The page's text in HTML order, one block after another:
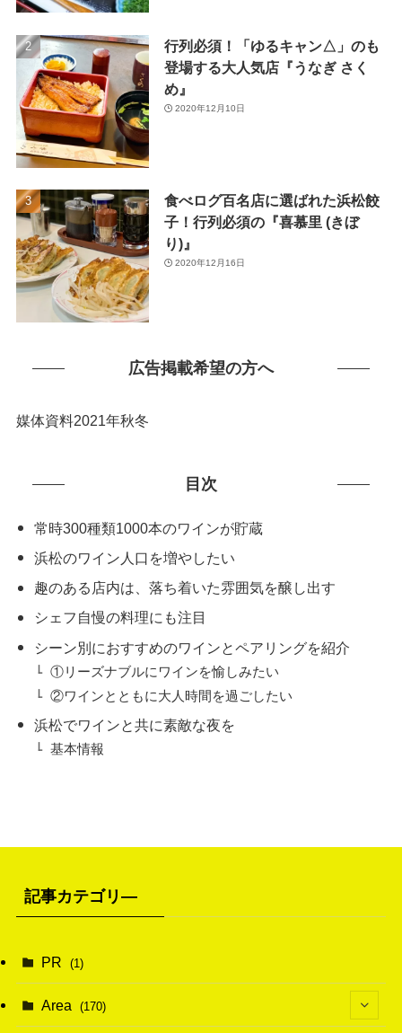
(1)
行列必須！「ゆるキャン△」のも
登場する大人気店『うなぎ さく
め』
2020年12月10日
食べログ百名店に選ばれた浜松餃
子！行列必須の『喜慕里 (きぼ
り)』
2020年12月16日
広告掲載希望の方へ
媒体資料2021年秋冬
目次
常時300種類1000本のワインが貯蔵
浜松のワイン人口を増やしたい
趣のある店内は、落ち着いた雰囲気を醸し出す
シェフ自慢の料理にも注目
シーン別におすすめのワインとペアリングを紹介
①リーズナブルにワインを愉しみたい
②ワインとともに大人時間を過ごしたい
浜松でワインと共に素敵な夜を
基本情報
記事カテゴリ―
PR (1)
Area (170)